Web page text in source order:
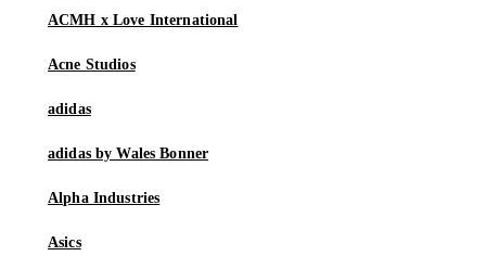
ACMH x Love International
Acne Studios
adidas
adidas by Wales Bonner
Alpha Industries
Asics